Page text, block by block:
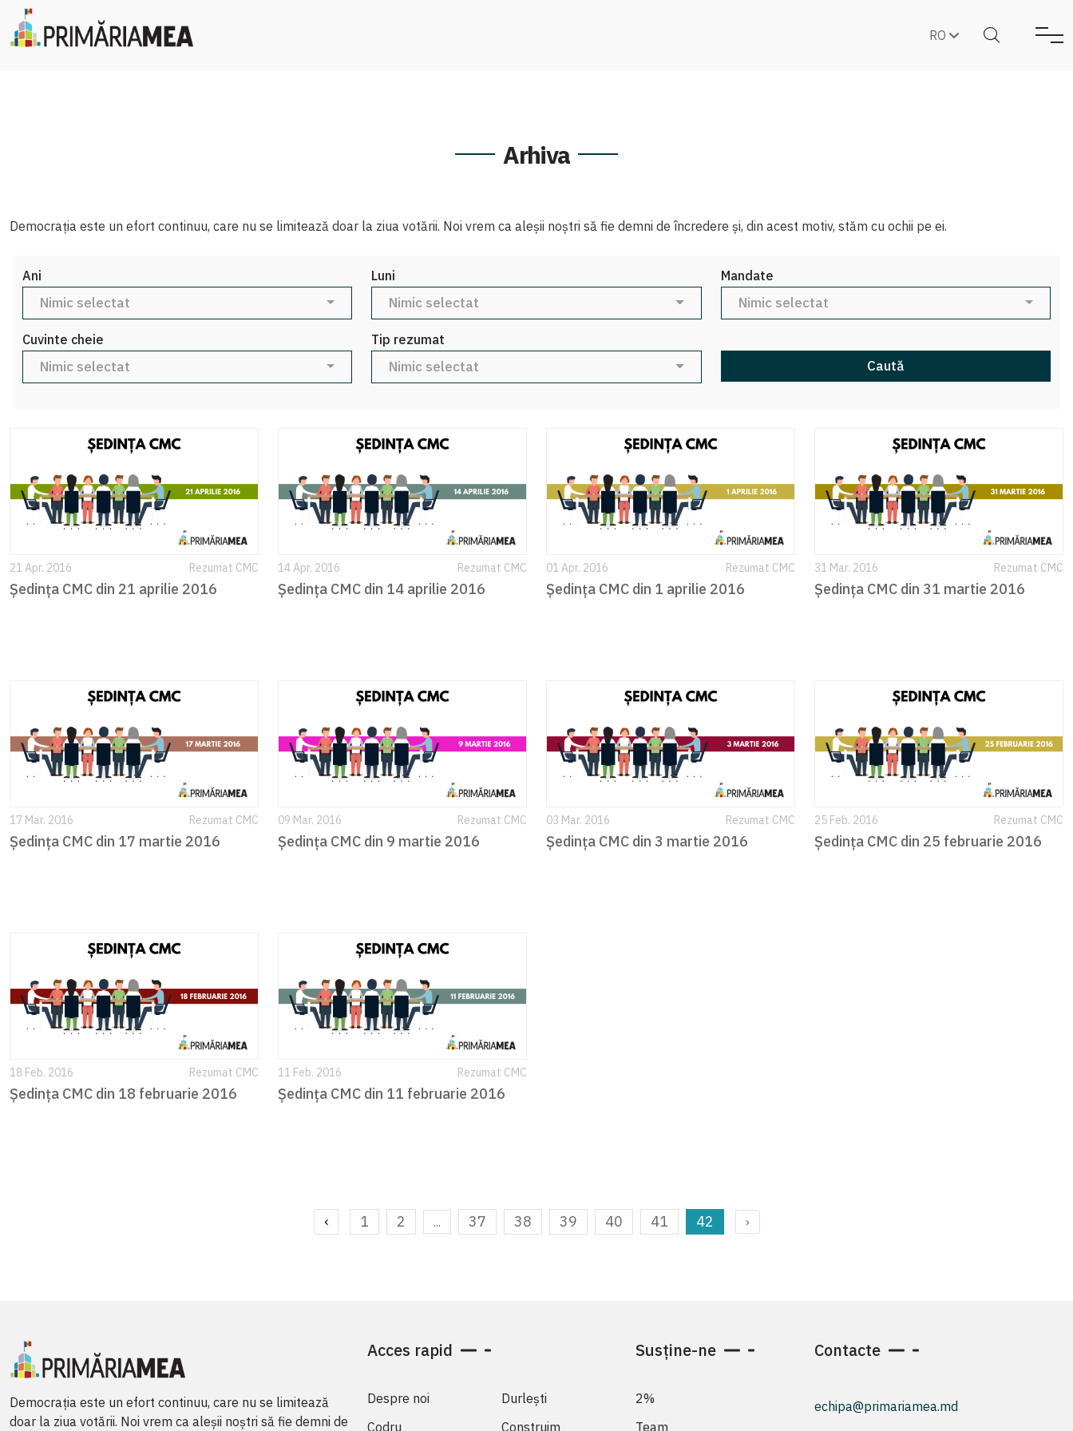
RO
Arhiva
Democrația este un efort continuu, care nu se limitează doar la ziua votării. Noi vrem ca aleșii noștri să fie demni de încredere și, din acest motiv, stăm cu ochii pe ei.
Ani
Nimic selectat
Luni
Nimic selectat
Mandate
Nimic selectat
Cuvinte cheie
Nimic selectat
Tip rezumat
Nimic selectat Caută
21 Apr. 2016 Rezumat CMC
Ședința CMC din 21 aprilie 2016
14 Apr. 2016 Rezumat CMC
Ședința CMC din 14 aprilie 2016
01 Apr. 2016 Rezumat CMC
Ședința CMC din 1 aprilie 2016
31 Mar. 2016 Rezumat CMC
Ședința CMC din 31 martie 2016
17 Mar. 2016 Rezumat CMC
Ședința CMC din 17 martie 2016
09 Mar. 2016 Rezumat CMC
Ședința CMC din 9 martie 2016
03 Mar. 2016 Rezumat CMC
Ședința CMC din 3 martie 2016
25 Feb. 2016 Rezumat CMC
Ședința CMC din 25 februarie 2016
18 Feb. 2016 Rezumat CMC
Ședința CMC din 18 februarie 2016
11 Feb. 2016 Rezumat CMC
Ședința CMC din 11 februarie 2016
‹ 1 2 ... 37 38 39 40 41 42 ›
Democrația este un efort continuu, care nu se limitează
doar la ziua votării. Noi vrem ca aleșii noștri să fie demni de
Acces rapid
Despre noi
Durlești
Codru
Construim
Susține-ne
2%
Team
Contacte
echipa@primariamea.md